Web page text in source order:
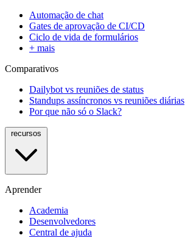
Automação de chat
Gates de aprovação de CI/CD
Ciclo de vida de formulários
+ mais
Comparativos
Dailybot vs reuniões de status
Standups assíncronos vs reuniões diárias
Por que não só o Slack?
Aprender
Academia
Desenvolvedores
Central de ajuda